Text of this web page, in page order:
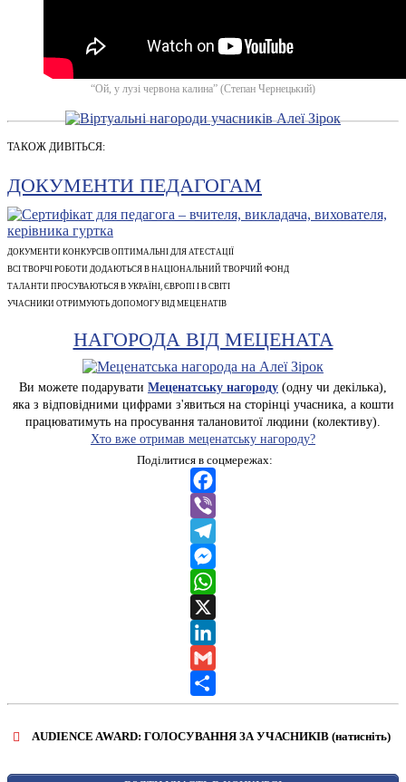
“Ой, у лузі червона калина” (Степан Чернецький)
ТАКОЖ ДИВІТЬСЯ:
ДОКУМЕНТИ ПЕДАГОГАМ
ДОКУМЕНТИ КОНКУРСІВ ОПТИМАЛЬНІ ДЛЯ АТЕСТАЦІЇ
ВСІ ТВОРЧІ РОБОТИ ДОДАЮТЬСЯ В НАЦІОНАЛЬНИЙ ТВОРЧИЙ ФОНД
ТАЛАНТИ ПРОСУВАЮТЬСЯ В УКРАЇНІ, ЄВРОПІ І В СВІТІ
УЧАСНИКИ ОТРИМУЮТЬ ДОПОМОГУ ВІД МЕЦЕНАТІВ
НАГОРОДА ВІД МЕЦЕНАТА
Ви можете подарувати Меценатську нагороду (одну чи декілька),
яка з відповідними цифрами з'явиться на сторінці учасника, а кошти
працюватимуть на просування талановитої людини (колективу).
Хто вже отримав меценатську нагороду?
Поділитися в соцмережах:
Facebook
Viber
Telegram
Messenger
WhatsApp
X
LinkedIn
Gmail
Share
AUDIENCE AWARD: ГОЛОСУВАННЯ ЗА УЧАСНИКІВ (натисніть)